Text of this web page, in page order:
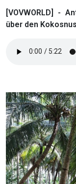
[VOVWORLD] -
über den